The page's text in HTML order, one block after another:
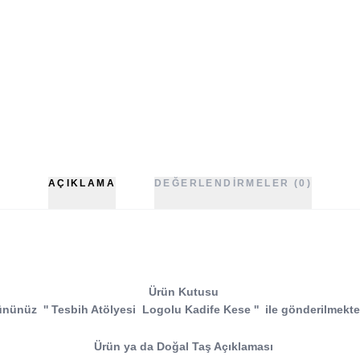
AÇIKLAMA DEĞERLENDIRMELER (0)
Ürün Kutusu
'' Tesbih Atölyesi Logolu Kadife Kese '' ile
Ürün ya da Doğal Taş Açıklaması